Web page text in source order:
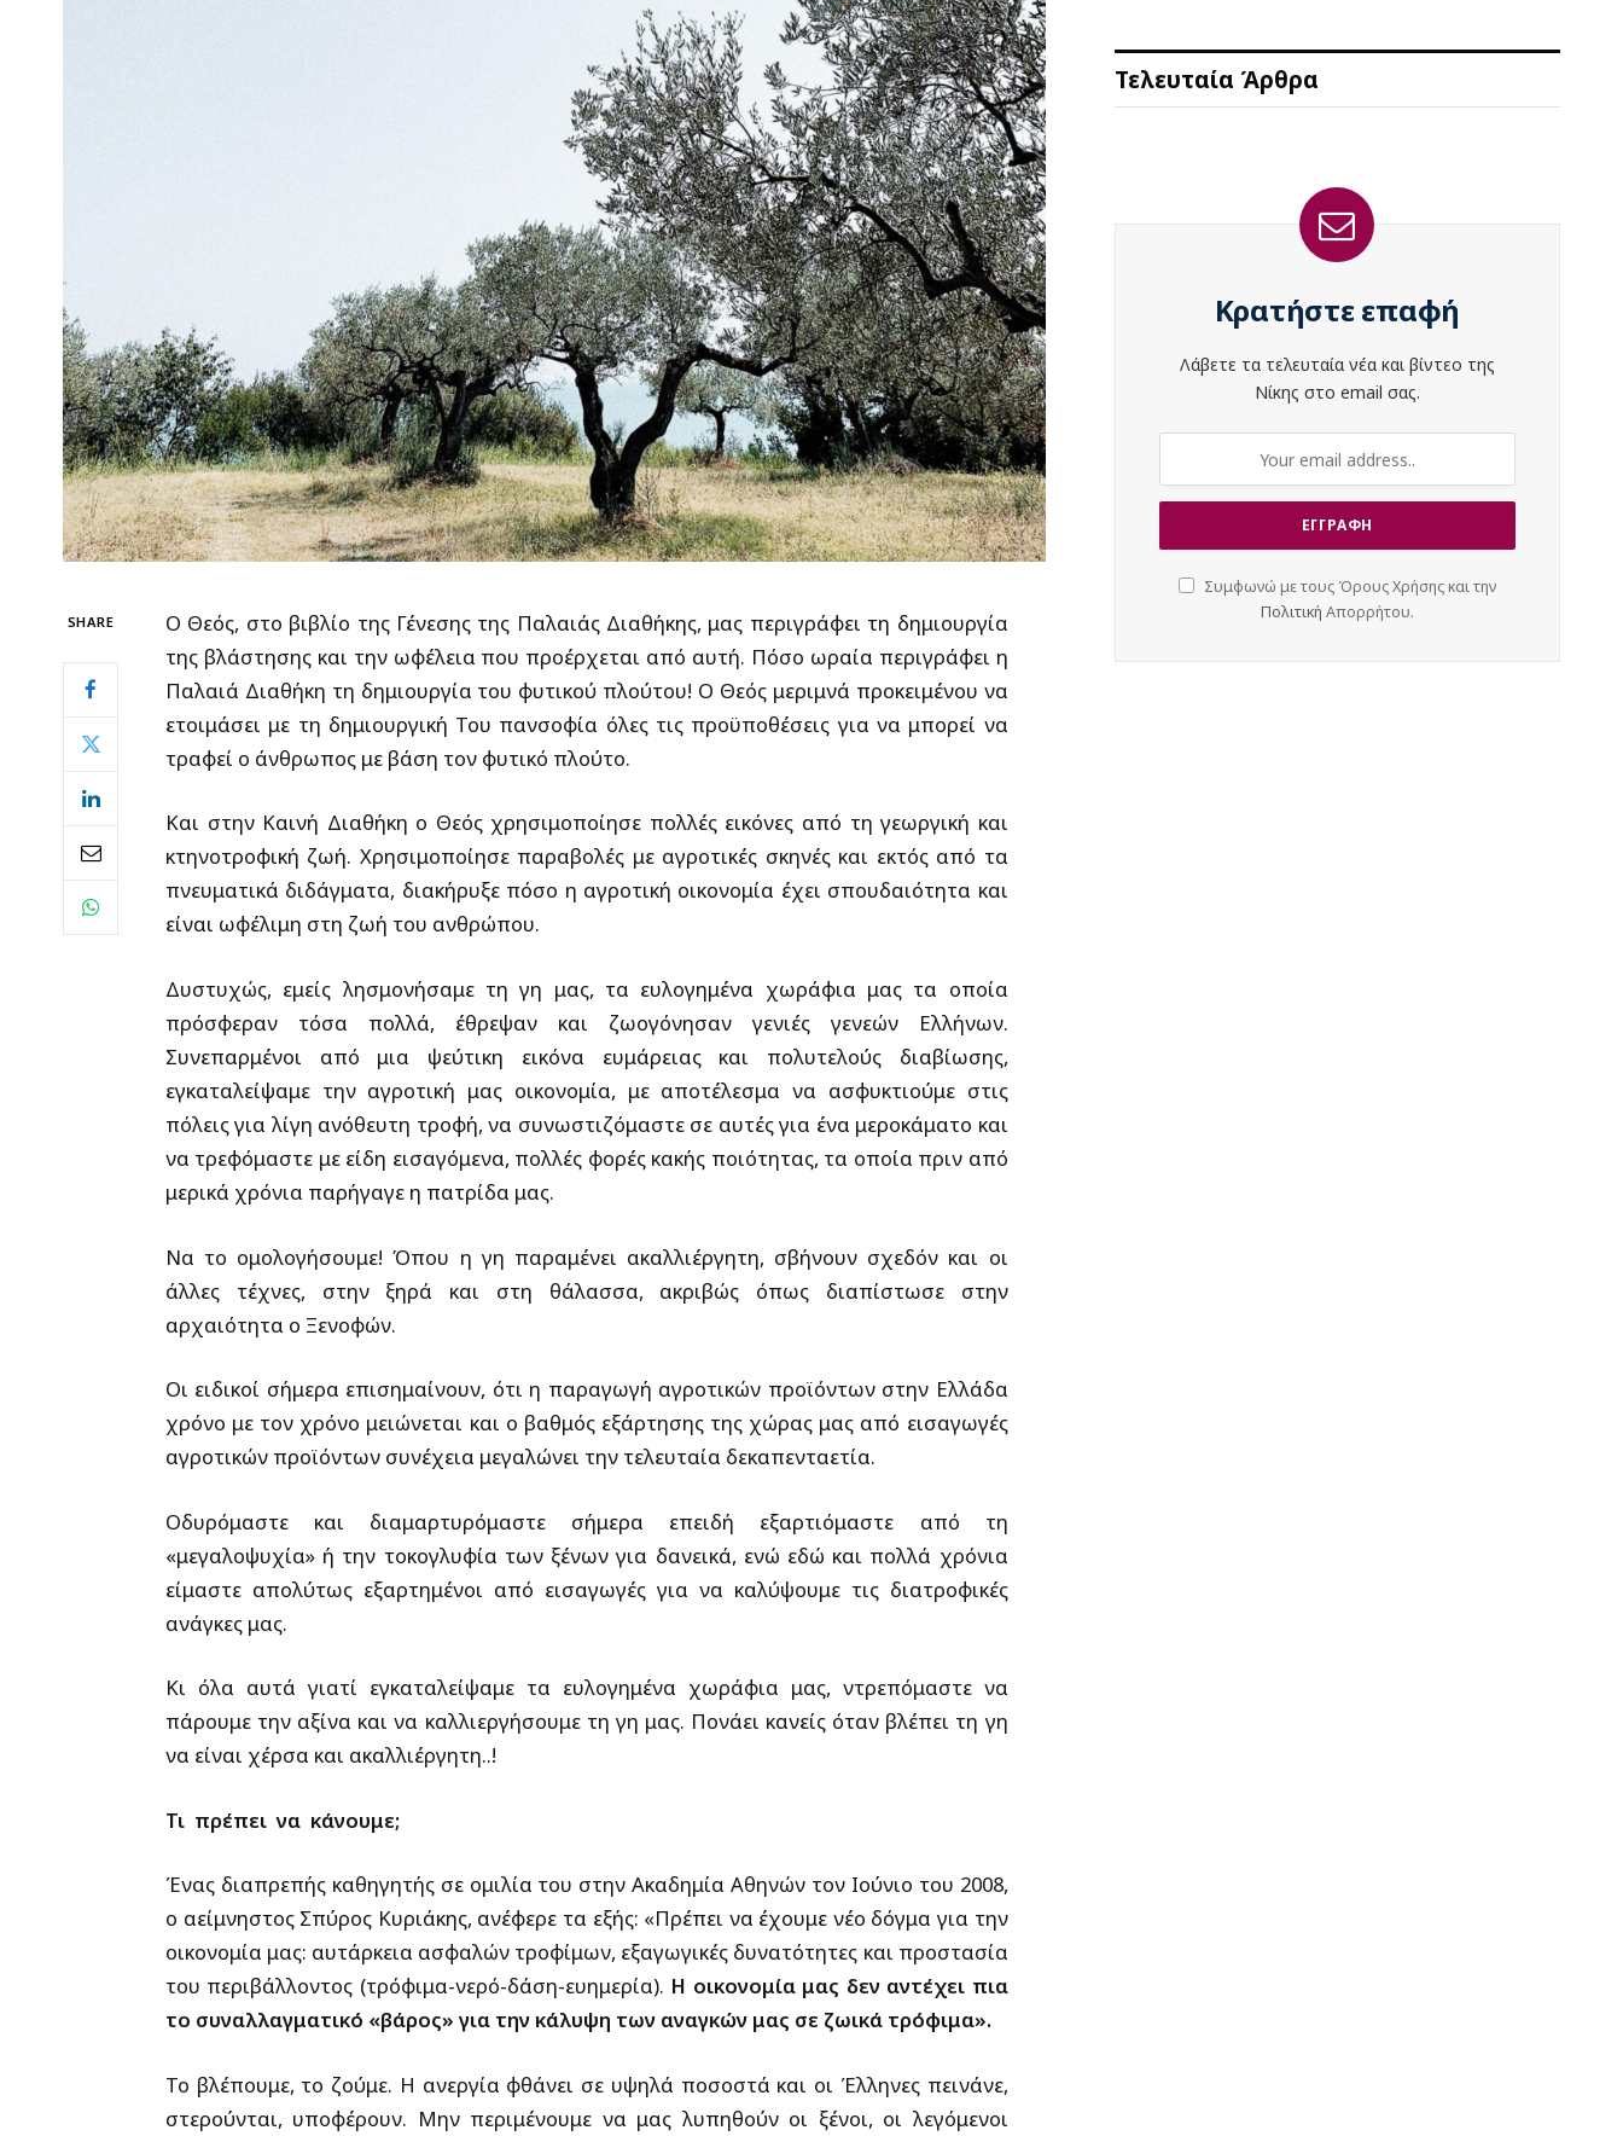
SHARE
Ο Θεός, στο βιβλίο της Γένεσης της Παλαιάς Διαθήκης, μας περιγράφει τη δημιουργία
της βλάστησης και την ωφέλεια που προέρχεται από αυτή. Πόσο ωραία περιγράφει η
Παλαιά Διαθήκη τη δημιουργία του φυτικού πλούτου! Ο Θεός μεριμνά προκειμένου να
ετοιμάσει με τη δημιουργική Του πανσοφία όλες τις προϋποθέσεις για να μπορεί να
τραφεί ο άνθρωπος με βάση τον φυτικό πλούτο.
Και στην Καινή Διαθήκη ο Θεός χρησιμοποίησε πολλές εικόνες από τη γεωργική και
κτηνοτροφική ζωή. Χρησιμοποίησε παραβολές με αγροτικές σκηνές και εκτός από τα
πνευματικά διδάγματα, διακήρυξε πόσο η αγροτική οικονομία έχει σπουδαιότητα και
είναι ωφέλιμη στη ζωή του ανθρώπου.
Δυστυχώς, εμείς λησμονήσαμε τη γη μας, τα ευλογημένα χωράφια μας τα οποία
πρόσφεραν τόσα πολλά, έθρεψαν και ζωογόνησαν γενιές γενεών Ελλήνων.
Συνεπαρμένοι από μια ψεύτικη εικόνα ευμάρειας και πολυτελούς διαβίωσης,
εγκαταλείψαμε την αγροτική μας οικονομία, με αποτέλεσμα να ασφυκτιούμε στις
πόλεις για λίγη ανόθευτη τροφή, να συνωστιζόμαστε σε αυτές για ένα μεροκάματο και
να τρεφόμαστε με είδη εισαγόμενα, πολλές φορές κακής ποιότητας, τα οποία πριν από
μερικά χρόνια παρήγαγε η πατρίδα μας.
Να το ομολογήσουμε! Όπου η γη παραμένει ακαλλιέργητη, σβήνουν σχεδόν και οι
άλλες τέχνες, στην ξηρά και στη θάλασσα, ακριβώς όπως διαπίστωσε στην
αρχαιότητα ο Ξενοφών.
Οι ειδικοί σήμερα επισημαίνουν, ότι η παραγωγή αγροτικών προϊόντων στην Ελλάδα
χρόνο με τον χρόνο μειώνεται και ο βαθμός εξάρτησης της χώρας μας από εισαγωγές
αγροτικών προϊόντων συνέχεια μεγαλώνει την τελευταία δεκαπενταετία.
Οδυρόμαστε και διαμαρτυρόμαστε σήμερα επειδή εξαρτιόμαστε από τη
«μεγαλοψυχία» ή την τοκογλυφία των ξένων για δανεικά, ενώ εδώ και πολλά χρόνια
είμαστε απολύτως εξαρτημένοι από εισαγωγές για να καλύψουμε τις διατροφικές
ανάγκες μας.
Κι όλα αυτά γιατί εγκαταλείψαμε τα ευλογημένα χωράφια μας, ντρεπόμαστε να
πάρουμε την αξίνα και να καλλιεργήσουμε τη γη μας. Πονάει κανείς όταν βλέπει τη γη
να είναι χέρσα και ακαλλιέργητη..!
Τι πρέπει να κάνουμε;
Ένας διαπρεπής καθηγητής σε ομιλία του στην Ακαδημία Αθηνών τον Ιούνιο του 2008,
ο αείμνηστος Σπύρος Κυριάκης, ανέφερε τα εξής: «Πρέπει να έχουμε νέο δόγμα για την
οικονομία μας: αυτάρκεια ασφαλών τροφίμων, εξαγωγικές δυνατότητες και προστασία
του περιβάλλοντος (τρόφιμα-νερό-δάση-ευημερία). Η οικονομία μας δεν αντέχει πια
το συναλλαγματικό «βάρος» για την κάλυψη των αναγκών μας σε ζωικά τρόφιμα».
Το βλέπουμε, το ζούμε. Η ανεργία φθάνει σε υψηλά ποσοστά και οι Έλληνες πεινάνε,
στερούνται, υποφέρουν. Μην περιμένουμε να μας λυπηθούν οι ξένοι, οι λεγόμενοι
Τελευταία Άρθρα
Κρατήστε επαφή
Λάβετε τα τελευταία νέα και βίντεο της
Νίκης στο email σας.
Συμφωνώ με τους Όρους Χρήσης και την
Πολιτική Απορρήτου.